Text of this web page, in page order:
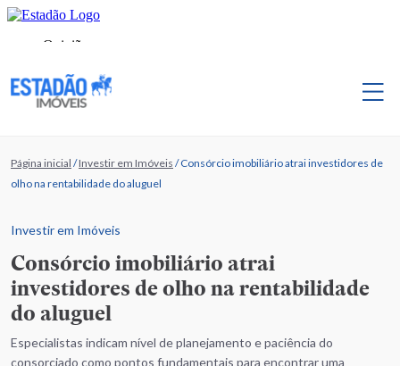
Página inicial /Investir em Imóveis /Consórcio imobiliário atrai investidores de
olho na rentabilidade do aluguel
Investir em Imóveis
Consórcio imobiliário atrai
investidores de olho na rentabilidade
do aluguel
Especialistas indicam nível de planejamento e paciência do
consorciado como pontos fundamentais para encontrar uma